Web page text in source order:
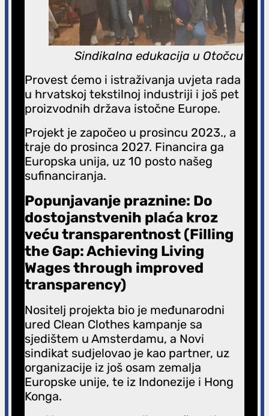
Sindikalna edukacija u Otočcu
Provest ćemo i istraživanja uvjeta rada
u hrvatskoj tekstilnoj industriji i još pet
proizvodnih država istočne Europe.
Projekt je započeo u prosincu 2023., a
traje do prosinca 2027. Financira ga
Europska unija, uz 10 posto našeg
sufinanciranja.
Popunjavanje praznine: Do
dostojanstvenih plaća kroz
veću transparentnost (Filling
the Gap: Achieving Living
Wages through improved
transparency)
Nositelj projekta bio je međunarodni
ured Clean Clothes kampanje sa
sjedištem u Amsterdamu, a Novi
sindikat sudjelovao je kao partner, uz
organizacije iz još osam zemalja
Europske unije, te iz Indonezije i Hong
Konga.